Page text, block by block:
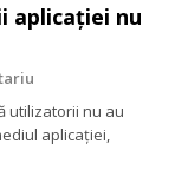
aplicației nu
utilizatorii nu au
aplicației,